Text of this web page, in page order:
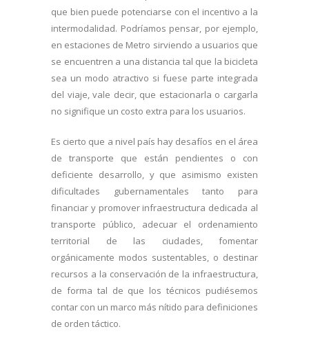
que bien puede potenciarse con el incentivo a la
intermodalidad. Podríamos pensar, por ejemplo,
en estaciones de Metro sirviendo a usuarios que
se encuentren a una distancia tal que la bicicleta
sea un modo atractivo si fuese parte integrada
del viaje, vale decir, que estacionarla o cargarla
no signifique un costo extra para los usuarios.
Es cierto que a nivel país hay desafíos en el área
de transporte que están pendientes o con
deficiente desarrollo, y que asimismo existen
dificultades gubernamentales tanto para
financiar y promover infraestructura dedicada al
transporte público, adecuar el ordenamiento
territorial de las ciudades, fomentar
orgánicamente modos sustentables, o destinar
recursos a la conservación de la infraestructura,
de forma tal de que los técnicos pudiésemos
contar con un marco más nítido para definiciones
de orden táctico.